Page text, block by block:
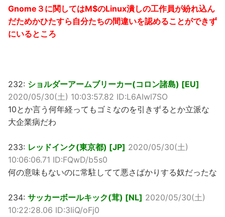
Gnome３に関してはM$のLinux潰しの工作員が紛れ込ん
だためかひたすら自分たちの間違いを認めることができず
にいるところ
232: ショルダーアームブリーカー(コロン諸島) [EU]
2020/05/30(土) 10:03:57.82 ID:L6AIwl7SO
10とか言う何年経ってもゴミなのを引きずるとか立派な
大企業病だわ
233: レッドインク(東京都) [JP] 2020/05/30(土)
10:06:06.71 ID:FQwD/b5s0
何の意味もないのに常駐してて悪さばかりする奴だったな
234: サッカーボールキック(茸) [NL] 2020/05/30(土)
10:22:28.06 ID:3IiQ/oFj0